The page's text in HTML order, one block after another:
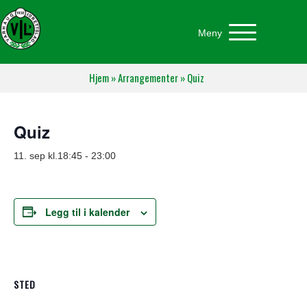
Meny
Hjem»Arrangementer»Quiz
Quiz
11. sep kl.18:45 - 23:00
Legg til i kalender
STED